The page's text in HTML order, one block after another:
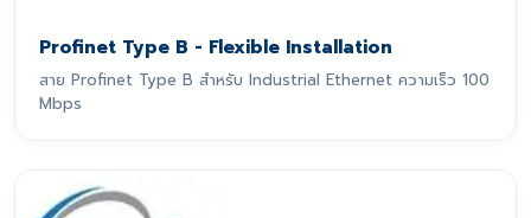
Profinet Type B - Flexible Installation
สาย Profinet Type B สำหรับ Industrial Ethernet ความเร็ว 100
Mbps